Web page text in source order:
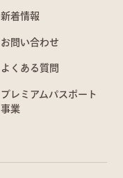
新着情報
お問い合わせ
よくある質問
プレミアムパスポート
事業